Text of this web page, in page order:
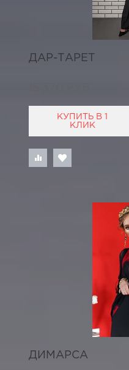
ДАР-ТАРЕТ
КУПИТЬ В 1
КЛИК
ДИМАРСА